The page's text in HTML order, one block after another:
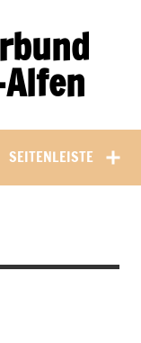
SEITENLEISTE